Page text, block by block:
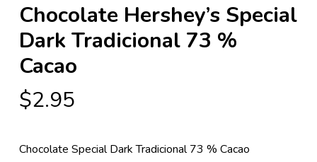
Chocolate Hershey’s Special
Dark Tradicional 73 %
Cacao
$2.95
Chocolate Special Dark Tradicional 73 % Cacao